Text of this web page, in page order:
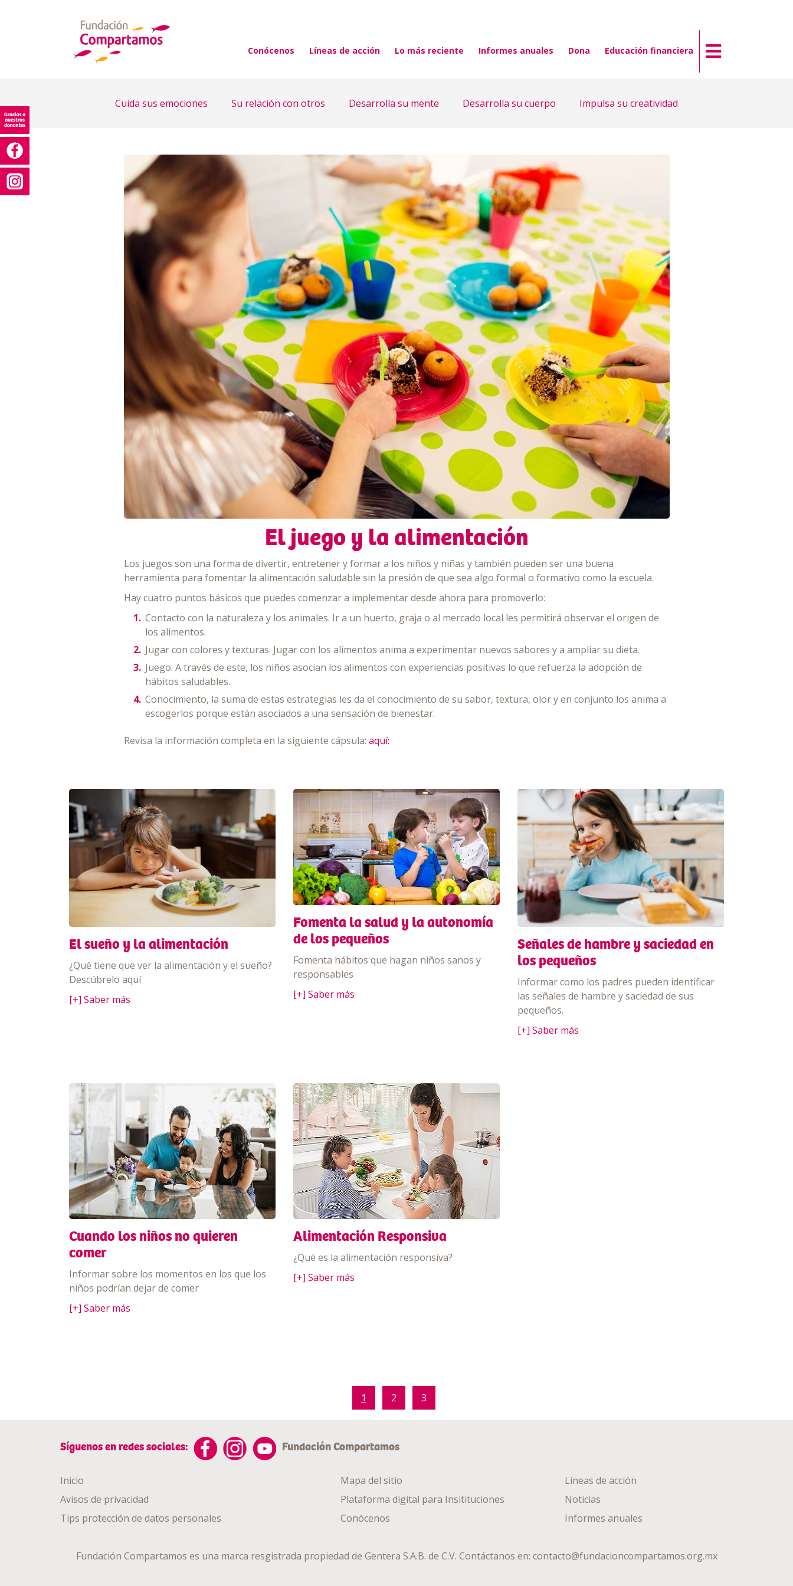
Conócenos Líneas de acción Lo más reciente Informes anuales Dona Educación financiera
Cuida sus emociones Su relación con otros Desarrolla su mente Desarrolla su cuerpo Impulsa su creatividad
El juego y la alimentación
Los juegos son una forma de divertir, entretener y formar a los niños y niñas y también pueden ser una buena
herramienta para fomentar la alimentación saludable sin la presión de que sea algo formal o formativo como la escuela.
Hay cuatro puntos básicos que puedes comenzar a implementar desde ahora para promoverlo:
Contacto con la naturaleza y los animales. Ir a un huerto, graja o al mercado local les permitirá observar el origen de
los alimentos.
Jugar con colores y texturas. Jugar con los alimentos anima a experimentar nuevos sabores y a ampliar su dieta.
Juego. A través de este, los niños asocian los alimentos con experiencias positivas lo que refuerza la adopción de
hábitos saludables.
Conocimiento, la suma de estas estrategias les da el conocimiento de su sabor, textura, olor y en conjunto los anima a
escogerlos porque están asociados a una sensación de bienestar.
Revisa la información completa en la siguiente cápsula: aquí:
El sueño y la alimentación
¿Qué tiene que ver la alimentación y el sueño?
Descúbrelo aquí
[+] Saber más
Fomenta la salud y la autonomía
de los pequeños
Fomenta hábitos que hagan niños sanos y
responsables
[+] Saber más
Señales de hambre y saciedad en
los pequeños
Informar como los padres pueden identificar
las señales de hambre y saciedad de sus
pequeños.
[+] Saber más
Cuando los niños no quieren
comer
Informar sobre los momentos en los que los
niños podrían dejar de comer
[+] Saber más
Alimentación Responsiva
¿Qué es la alimentación responsiva?
[+] Saber más
1 2 3
Síguenos en redes sociales: Fundación Compartamos
Inicio Mapa del sitio
Líneas de acción
Avisos de privacidad
Plataforma digital para Insitituciones
Noticias
Tips protección de datos personales
Conócenos Informes anuales
Fundación Compartamos es una marca resgistrada propiedad de Gentera S.A.B. de C.V. Contáctanos en: contacto@fundacioncompartamos.org.mx